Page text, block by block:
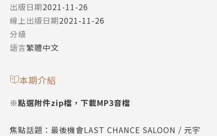
出版日期2021-11-26
線上出版日期2021-11-26
分級
語言繁體中文
本期介紹
※點選附件zip檔，下載MP3音檔
焦點話題：最後機會LAST CHANCE SALOON / 元宇